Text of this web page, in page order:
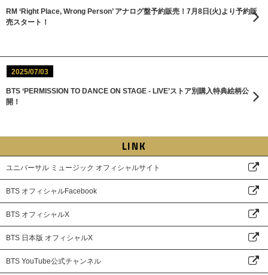
RM ‘Right Place, Wrong Person’ アナログ盤予約販売！7月8日(火)より予約販
売スタート！
2025/07/03
BTS ‘PERMISSION TO DANCE ON STAGE - LIVE’ストア別購入特典絵柄公
開！
LINK
ユニバーサル ミュージック オフィシャルサイト
BTS オフィシャルFacebook
BTS オフィシャルX
BTS 日本版 オフィシャルX
BTS YouTube公式チャンネル